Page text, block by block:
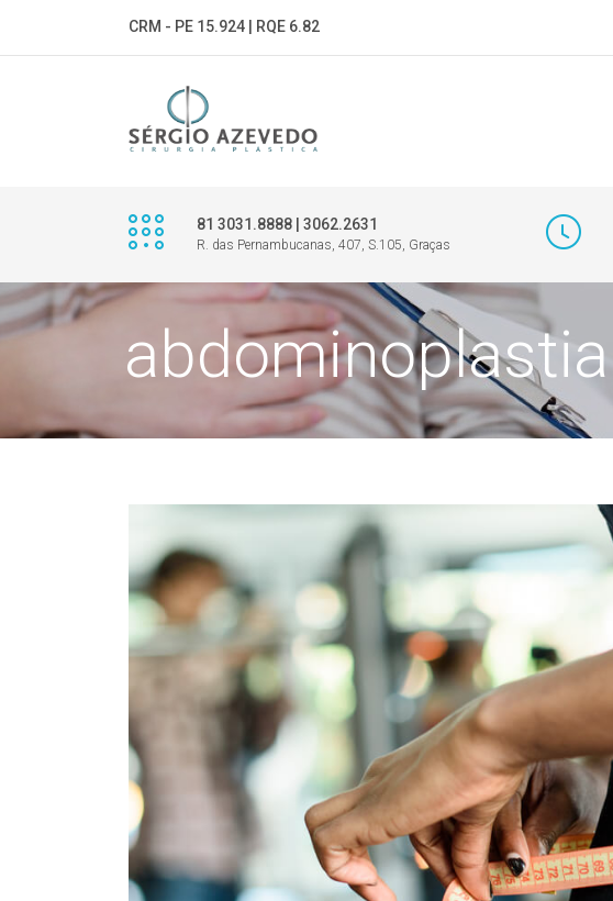
CRM - PE 15.924 | RQE 6.82
81 3031.8888 | 3062.2631
R. das Pernambucanas, 407, S.105, Graças
abdominoplastia